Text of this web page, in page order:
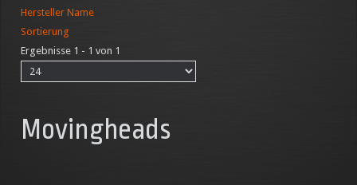
Hersteller Name
Sortierung
Ergebnisse 1 - 1 von 1
Movingheads